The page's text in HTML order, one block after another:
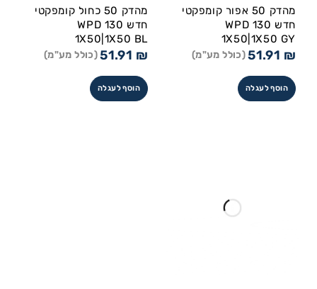
מהדק 50 אפור קומפקטי
חדש WPD 130
1X50|1X50 GY
51.91 ₪ (כולל מע"מ)
הוסף לעגלה
מהדק 50 כחול קומפקטי
חדש WPD 130
1X50|1X50 BL
51.91 ₪ (כולל מע"מ)
הוסף לעגלה